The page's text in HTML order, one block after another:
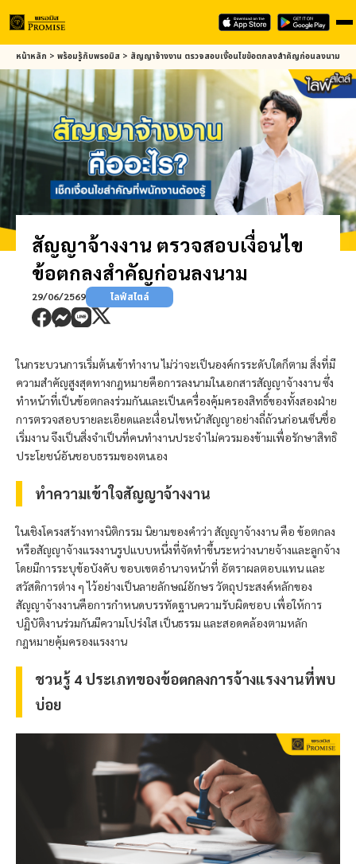
Skip
to
main
content
หน้าหลัก > พร้อมรู้กับพรอมิส > สัญญาจ้างงาน ตรวจสอบเงื่อนไขข้อตกลงสำคัญก่อนลงนาม
สัญญาจ้างงาน ตรวจสอบเงื่อนไข
ข้อตกลงสำคัญก่อนลงนาม
29/06/2569 ไลฟ์สไตล์
ในกระบวนการเริ่มต้นเข้าทำงาน ไม่ว่าจะเป็นองค์กรระดับใดก็ตาม สิ่งที่มี
ความสำคัญสูงสุดทางกฎหมายคือการลงนามในเอกสารสัญญาจ้างงาน ซึ่ง
ทำหน้าที่เป็นข้อตกลงร่วมกันและเป็นเครื่องคุ้มครองสิทธิ์ของทั้งสองฝ่าย
การตรวจสอบรายละเอียดและเงื่อนไขหน้าสัญญาอย่างถี่ถ้วนก่อนเซ็นชื่อ
เริ่มงาน จึงเป็นสิ่งจำเป็นที่คนทำงานประจำไม่ควรมองข้ามเพื่อรักษาสิทธิ
ประโยชน์อันชอบธรรมของตนเอง
ทำความเข้าใจสัญญาจ้างงาน
ในเชิงโครงสร้างทางนิติกรรม นิยามของคำว่า สัญญาจ้างงาน คือ ข้อตกลง
หรือสัญญาจ้างแรงงานรูปแบบหนึ่งที่จัดทำขึ้นระหว่างนายจ้างและลูกจ้าง
โดยมีการระบุข้อบังคับ ขอบเขตอำนาจหน้าที่ อัตราผลตอบแทน และ
สวัสดิการต่าง ๆ ไว้อย่างเป็นลายลักษณ์อักษร วัตถุประสงค์หลักของ
สัญญาจ้างงานคือการกำหนดบรรทัดฐานความรับผิดชอบ เพื่อให้การ
ปฏิบัติงานร่วมกันมีความโปร่งใส เป็นธรรม และสอดคล้องตามหลัก
กฎหมายคุ้มครองแรงงาน
ชวนรู้ 4 ประเภทของข้อตกลงการจ้างแรงงานที่พบ
บ่อย